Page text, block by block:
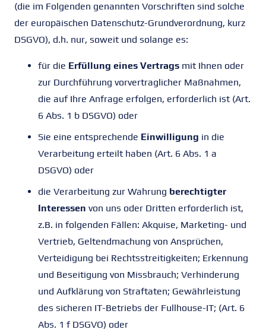
(die im Folgenden genannten Vorschriften sind solche
der europäischen Datenschutz-Grundverordnung, kurz
DSGVO), d.h. nur, soweit und solange es:
für die Erfüllung eines Vertrags mit Ihnen oder
zur Durchführung vorvertraglicher Maßnahmen,
die auf Ihre Anfrage erfolgen, erforderlich ist (Art.
6 Abs. 1 b DSGVO) oder
Sie eine entsprechende Einwilligung in die
Verarbeitung erteilt haben (Art. 6 Abs. 1 a
DSGVO) oder
die Verarbeitung zur Wahrung berechtigter
Interessen von uns oder Dritten erforderlich ist,
z.B. in folgenden Fällen: Akquise, Marketing- und
Vertrieb, Geltendmachung von Ansprüchen,
Verteidigung bei Rechtsstreitigkeiten; Erkennung
und Beseitigung von Missbrauch; Verhinderung
und Aufklärung von Straftaten; Gewährleistung
des sicheren IT-Betriebs der Fullhouse-IT; (Art. 6
Abs. 1 f DSGVO) oder